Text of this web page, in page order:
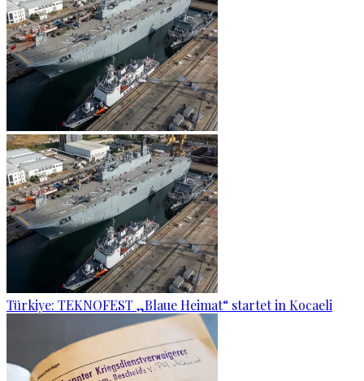
Türkiye: TEKNOFEST „Blaue Heimat“ startet in Kocaeli